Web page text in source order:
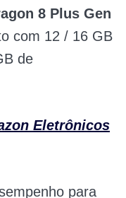
8 Plus Gen
com 12 / 16 GB
de
Eletrônicos
para